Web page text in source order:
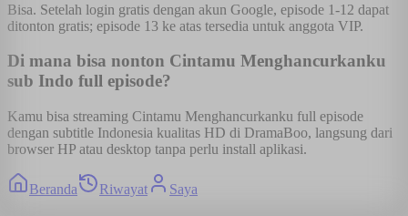
Bisa. Setelah login gratis dengan akun Google, episode 1-12 dapat
ditonton gratis; episode 13 ke atas tersedia untuk anggota VIP.
Di mana bisa nonton Cintamu Menghancurkanku
sub Indo full episode?
Kamu bisa streaming Cintamu Menghancurkanku full episode
dengan subtitle Indonesia kualitas HD di DramaBoo, langsung dari
browser HP atau desktop tanpa perlu install aplikasi.
Beranda Riwayat Saya